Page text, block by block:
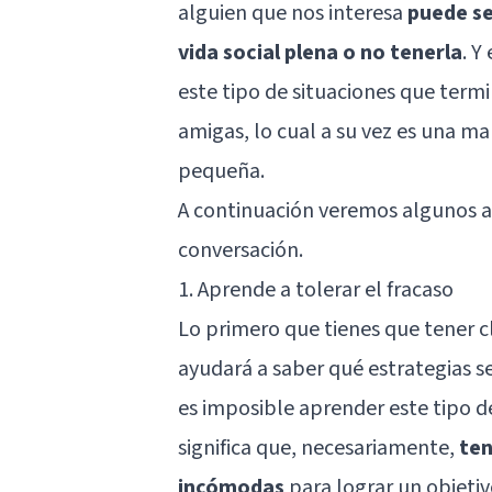
alguien que nos interesa puede
vida social plena o no tenerla.
este tipo de situaciones que
amigas, lo cual a su vez es una
pequeña.
A continuación veremos algunos
conversación.
1. Aprende a tolerar el fracaso
Lo primero que tienes que tener
ayudará a saber qué estrategias
es imposible aprender este tipo
significa que, necesariamente,